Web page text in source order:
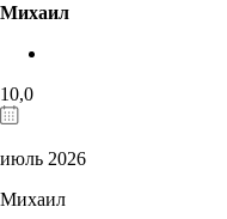
Михаил
10,0
июль 2026
Михаил